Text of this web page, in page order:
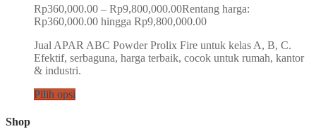
Rp360,000.00 – Rp9,800,000.00Rentang harga:
Rp360,000.00 hingga Rp9,800,000.00
Jual APAR ABC Powder Prolix Fire untuk kelas A, B, C.
Efektif, serbaguna, harga terbaik, cocok untuk rumah, kantor
& industri.
Pilih opsi
Shop